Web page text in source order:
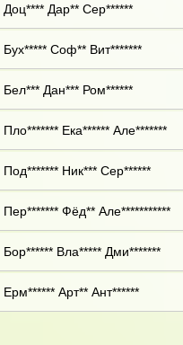
Доц**** Дар** Сер******
Бух***** Соф** Вит*******
Бел*** Дан*** Ром******
Пло******* Ека****** Але*******
Под******* Ник*** Сер******
Пер******* Фёд** Але***********
Бор****** Вла***** Дми*******
Ерм****** Арт** Ант******